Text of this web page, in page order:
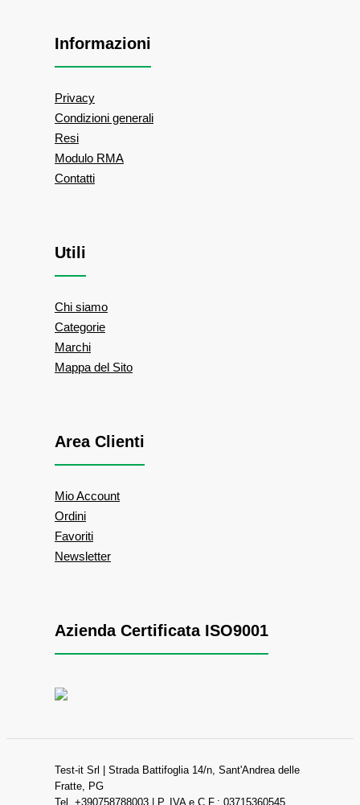
Informazioni
Privacy
Condizioni generali
Resi
Modulo RMA
Contatti
Utili
Chi siamo
Categorie
Marchi
Mappa del Sito
Area Clienti
Mio Account
Ordini
Favoriti
Newsletter
Azienda Certificata ISO9001
Test-it Srl | Strada Battifoglia 14/n, Sant'Andrea delle
Fratte, PG
Tel. +390758788003 | P. IVA e C.F.: 03715360545